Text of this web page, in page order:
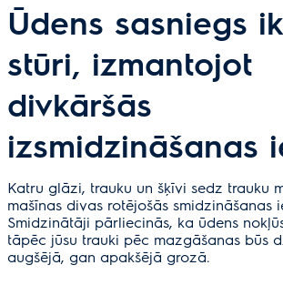
Ūdens sasniegs
stūri, izmantojot
divkāršās
izsmidzināšanas
Katru glāzi, trauku un šķīvi sedz trauku
mašīnas divas rotējošās smidzināšanas
Smidzinātāji pārliecinās, ka ūdens
tāpēc jūsu trauki pēc mazgāšanas būs
augšējā, gan apakšējā grozā.